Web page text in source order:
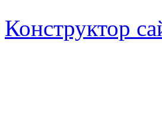
Конструктор